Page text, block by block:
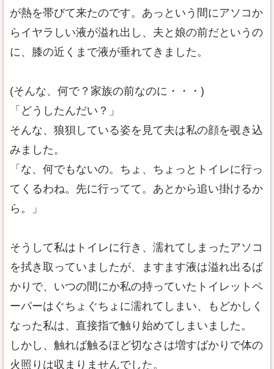
が熱を帯びて来たのです。あっという間にアソコか
らイヤラしい液が溢れ出し、夫と娘の前だというの
に、膝の近くまで液が垂れてきました。
(そんな、何で？家族の前なのに・・・)
「どうしたんだい？」
そんな、狼狽している姿を見て夫は私の顔を覗き込
みました。
「な、何でもないの。ちょ、ちょっとトイレに行っ
てくるわね。先に行ってて。あとから追い掛けるか
ら。」
そうして私はトイレに行き、濡れてしまったアソコ
を拭き取っていましたが、ますます液は溢れ出るば
かりで、いつの間にか私の持っていたトイレットペ
ーパーはぐちょぐちょに濡れてしまい、もどかしく
なった私は、直接指で触り始めてしまいました。
しかし、触れば触るほど切なさは増すばかりで体の
火照りは収まりませんでした。